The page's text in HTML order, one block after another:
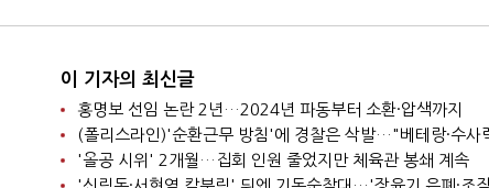
이 기자의 최신글
홍명보 선임 논란 2년…2024년 파동부터 소환·압색까지
'올공 시위' 2개월…집회 인원 줄었지만 체육관 봉쇄 계속